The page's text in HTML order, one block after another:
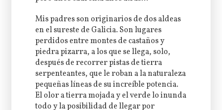
Mis padres son originarios de dos aldeas
en el sureste de Galicia. Son lugares
perdidos entre montes de castaños y
piedra pizarra, a los que se llega, solo,
después de recorrer pistas de tierra
serpenteantes, que le roban a la naturaleza
pequeñas líneas de su increíble potencia.
El olor a tierra mojada y el verde lo inunda
todo y la posibilidad de llegar por